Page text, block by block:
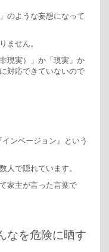
のような妄想になって
ません。
現実）」か「現実」か
対応できていないので
ンベージョン』という
人で隠れています。
家主が言った言葉で
なを危険に晒す